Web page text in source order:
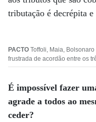
tributação é decrépita
PACTO Toffoli, Maia,
frustrada de acordão entre os
É impossível fazer
agrade a todos ao
ceder?